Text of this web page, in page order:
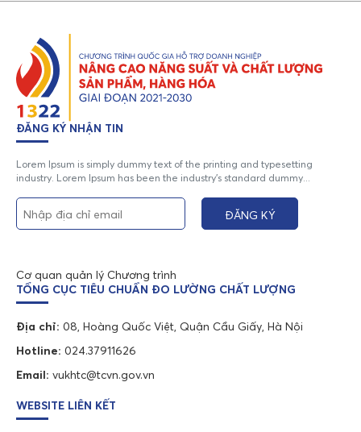
ĐĂNG KÝ NHẬN TIN
Lorem Ipsum is simply dummy text of the printing and typesetting
industry. Lorem Ipsum has been the industry's standard dummy...
Cơ quan quản lý Chương trình
TỔNG CỤC TIÊU CHUẨN ĐO LƯỜNG CHẤT LƯỢNG
Địa chỉ: 08, Hoàng Quốc Việt, Quận Cầu Giấy, Hà Nội
Hotline: 024.37911626
Email: vukhtc@tcvn.gov.vn
WEBSITE LIÊN KẾT